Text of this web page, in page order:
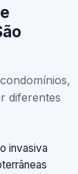
diferentes
invasiva